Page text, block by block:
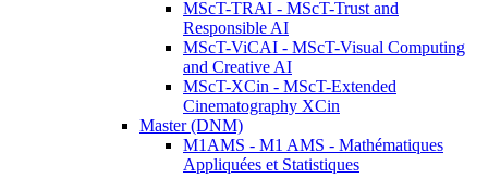
MScT-TRAI - MScT-Trust and
Responsible AI
MScT-ViCAI - MScT-Visual Computing
and Creative AI
MScT-XCin - MScT-Extended
Cinematography XCin
Master (DNM)
M1AMS - M1 AMS - Mathématiques
Appliquées et Statistiques